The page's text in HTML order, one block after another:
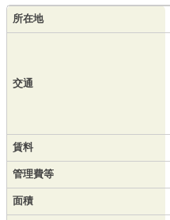
所在地
交通
賃料
管理費等
面積